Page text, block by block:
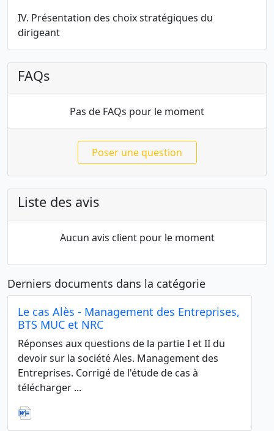
IV. Présentation des choix stratégiques du
dirigeant
FAQs
Pas de FAQs pour le moment
Poser une question
Liste des avis
Aucun avis client pour le moment
Derniers documents dans la catégorie
Le cas Alès - Management des Entreprises,
BTS MUC et NRC
Réponses aux questions de la partie I et II du
devoir sur la société Ales. Management des
Entreprises. Corrigé de l'étude de cas à
télécharger ...